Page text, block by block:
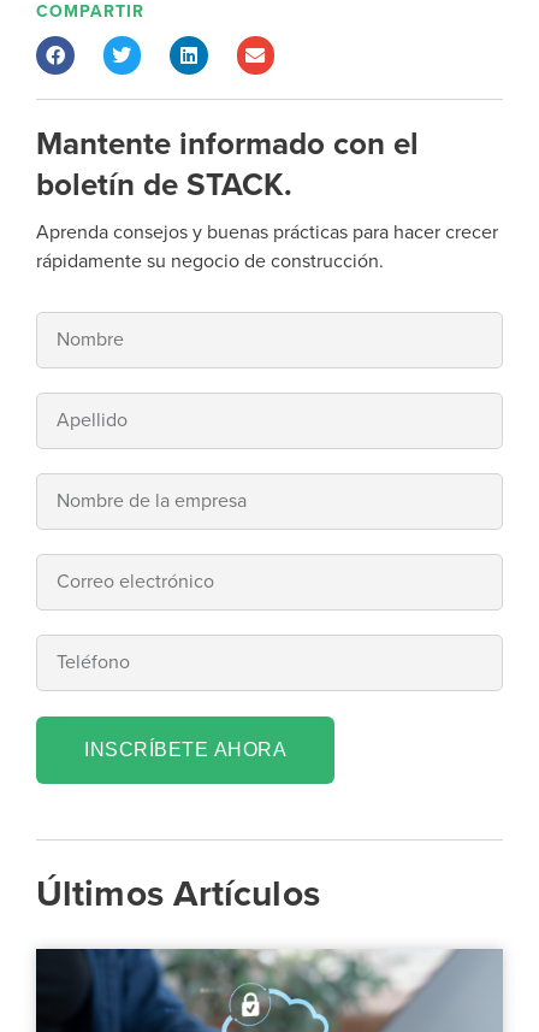
COMPARTIR
Mantente informado con el
boletín de STACK.
Aprenda consejos y buenas prácticas para hacer crecer
rápidamente su negocio de construcción.
INSCRÍBETE AHORA
Últimos Artículos